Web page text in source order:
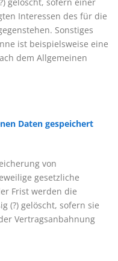
Interessen des für die
Sonstiges
ist beispielsweise eine
dem Allgemeinen
Daten gespeichert
von
gesetzliche
Frist werden die
(?) gelöscht, sofern sie
Vertragsanbahnung